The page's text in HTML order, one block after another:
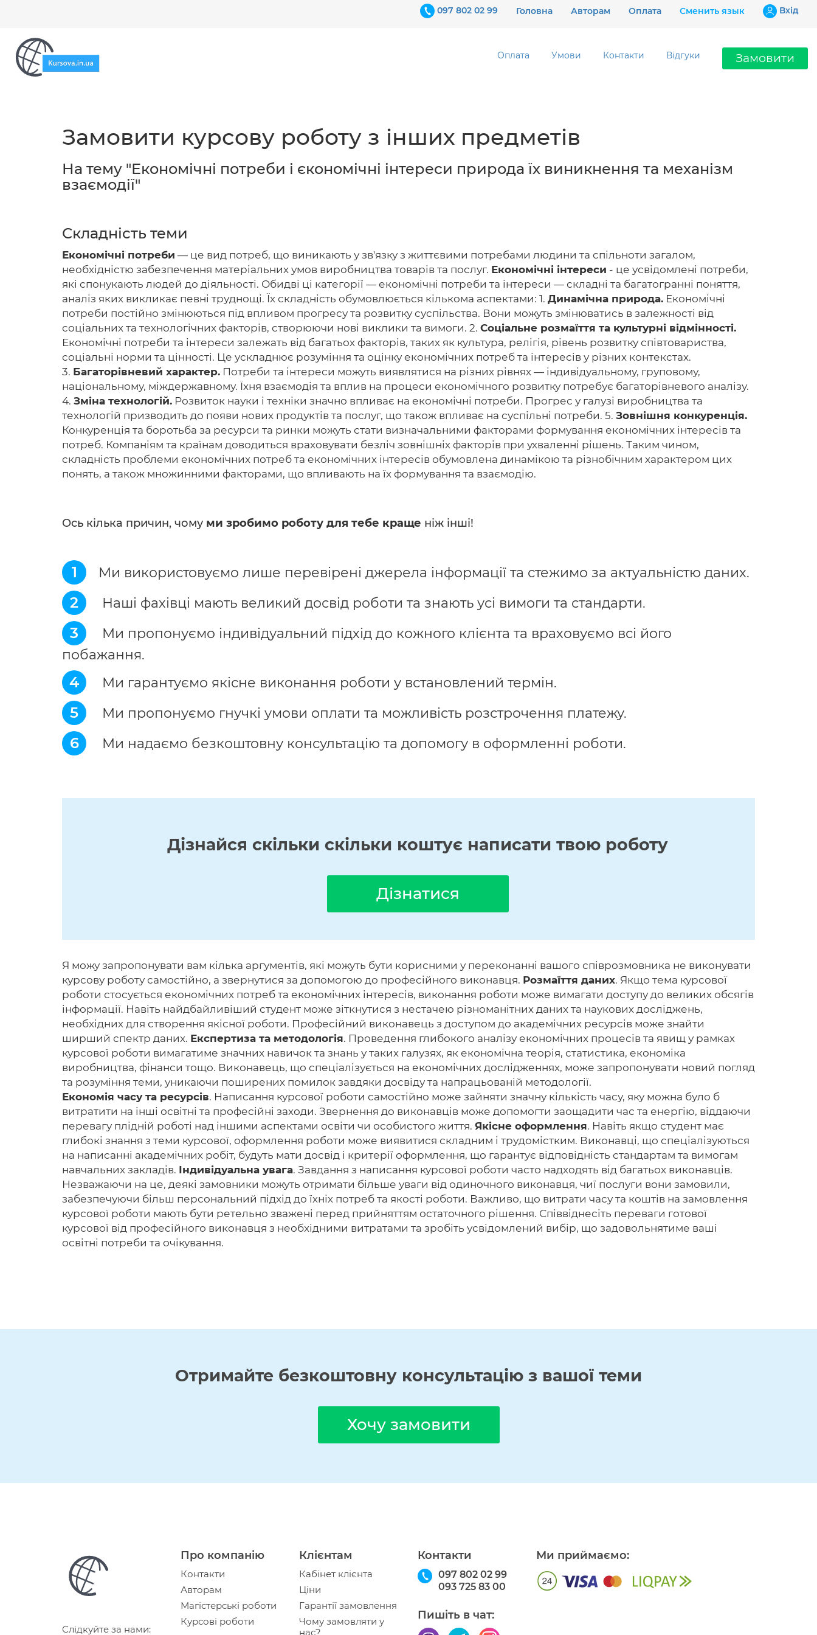
097 802 02 99 Головна Авторам Оплата Сменить язык Вхiд
Оплата Умови Контакти Відгуки Замовити
Замовити курсову роботу з інших предметів
На тему "Економічні потреби і єкономічні інтереси природа їх виникнення та механізм
взаємодії"
Складність теми
Економічні потреби — це вид потреб, що виникають у зв'язку з життєвими потребами людини та спільноти загалом,
необхідністю забезпечення матеріальних умов виробництва товарів та послуг. Економічні інтереси - це усвідомлені потреби,
які спонукають людей до діяльності. Обидві ці категорії — економічні потреби та інтереси — складні та багатогранні поняття,
аналіз яких викликає певні труднощі. Їх складність обумовлюється кількома аспектами: 1. Динамічна природа. Економічні
потреби постійно змінюються під впливом прогресу та розвитку суспільства. Вони можуть змінюватись в залежності від
соціальних та технологічних факторів, створюючи нові виклики та вимоги. 2. Соціальне розмаїття та культурні відмінності.
Економічні потреби та інтереси залежать від багатьох факторів, таких як культура, релігія, рівень розвитку співтовариства,
соціальні норми та цінності. Це ускладнює розуміння та оцінку економічних потреб та інтересів у різних контекстах.
3. Багаторівневий характер. Потреби та інтереси можуть виявлятися на різних рівнях — індивідуальному, груповому,
національному, міждержавному. Їхня взаємодія та вплив на процеси економічного розвитку потребує багаторівневого аналізу.
4. Зміна технологій. Розвиток науки і техніки значно впливає на економічні потреби. Прогрес у галузі виробництва та
технологій призводить до появи нових продуктів та послуг, що також впливає на суспільні потреби. 5. Зовнішня конкуренція.
Конкуренція та боротьба за ресурси та ринки можуть стати визначальними факторами формування економічних інтересів та
потреб. Компаніям та країнам доводиться враховувати безліч зовнішніх факторів при ухваленні рішень. Таким чином,
складність проблеми економічних потреб та економічних інтересів обумовлена ​​динамікою та різнобічним характером цих
понять, а також множинними факторами, що впливають на їх формування та взаємодію.
Ось кілька причин, чому ми зробимо роботу для тебе краще ніж інші!
1 Ми використовуємо лише перевірені джерела інформації та стежимо за актуальністю даних.
2 Наші фахівці мають великий досвід роботи та знають усі вимоги та стандарти.
3
Ми пропонуємо індивідуальний підхід до кожного клієнта та враховуємо всі його
побажання.
4 Ми гарантуємо якісне виконання роботи у встановлений термін.
5 Ми пропонуємо гнучкі умови оплати та можливість розстрочення платежу.
6 Ми надаємо безкоштовну консультацію та допомогу в оформленні роботи.
Дізнайся скільки скільки коштує написати твою роботу
Дізнатися
Я можу запропонувати вам кілька аргументів, які можуть бути корисними у переконанні вашого співрозмовника не виконувати
курсову роботу самостійно, а звернутися за допомогою до професійного виконавця. Розмаїття даних. Якщо тема курсової
роботи стосується економічних потреб та економічних інтересів, виконання роботи може вимагати доступу до великих обсягів
інформації. Навіть найдбайливіший студент може зіткнутися з нестачею різноманітних даних та наукових досліджень,
необхідних для створення якісної роботи. Професійний виконавець з доступом до академічних ресурсів може знайти
ширший спектр даних. Експертиза та методологія. Проведення глибокого аналізу економічних процесів та явищ у рамках
курсової роботи вимагатиме значних навичок та знань у таких галузях, як економічна теорія, статистика, економіка
виробництва, фінанси тощо. Виконавець, що спеціалізується на економічних дослідженнях, може запропонувати новий погляд
та розуміння теми, уникаючи поширених помилок завдяки досвіду та напрацьованій методології.
Економія часу та ресурсів. Написання курсової роботи самостійно може зайняти значну кількість часу, яку можна було б
витратити на інші освітні та професійні заходи. Звернення до виконавців може допомогти заощадити час та енергію, віддаючи
перевагу плідній роботі над іншими аспектами освіти чи особистого життя. Якісне оформлення. Навіть якщо студент має
глибокі знання з теми курсової, оформлення роботи може виявитися складним і трудомістким. Виконавці, що спеціалізуються
на написанні академічних робіт, будуть мати досвід і критерії оформлення, що гарантує відповідність стандартам та вимогам
навчальних закладів. Індивідуальна увага. Завдання з написання курсової роботи часто надходять від багатьох виконавців.
Незважаючи на це, деякі замовники можуть отримати більше уваги від одиночного виконавця, чиї послуги вони замовили,
забезпечуючи більш персональний підхід до їхніх потреб та якості роботи. Важливо, що витрати часу та коштів на замовлення
курсової роботи мають бути ретельно зважені перед прийняттям остаточного рішення. Співвіднесіть переваги готової
курсової від професійного виконавця з необхідними витратами та зробіть усвідомлений вибір, що задовольнятиме ваші
освітні потреби та очікування.
Отримайте безкоштовну консультацію з вашої теми
Хочу замовити
Слідкуйте за нами:
Про компанію
Контакти
Авторам
Магістерські роботи
Курсові роботи
Клієнтам
Кабінет клієнта
Ціни
Гарантії замовлення
Чому замовляти у
нас?
Контакти
097 802 02 99
093 725 83 00
Пишіть в чат:
Ми приймаємо:
097 802 02 99
Головна
Авторам
Умови
Вхiд